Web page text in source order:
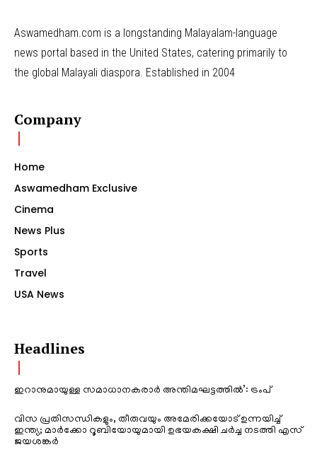
Aswamedham.com is a longstanding Malayalam-language
news portal based in the United States, catering primarily to
the global Malayali diaspora. Established in 2004
Company
Home
Aswamedham Exclusive
Cinema
News Plus
Sports
Travel
USA News
Headlines
ഇറാനുമായുള്ള സമാധാനകരാർ അന്തിമഘട്ടത്തിൽ‌’: ട്രംപ്
വിസ പ്രതിസന്ധികളും, തീരുവയും അമേരിക്കയോട് ഉന്നയിച്ച്
ഇന്ത്യ; മാർക്കോ റൂബിയോയുമായി ഉഭയകക്ഷി ചർച്ച നടത്തി എസ്
ജയശങ്കർ